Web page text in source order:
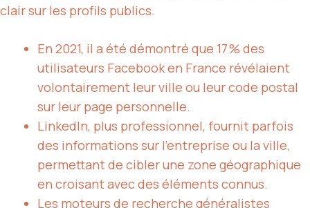
clair sur les profils publics.
En 2021, il a été démontré que 17 % des
utilisateurs Facebook en France révélaient
volontairement leur ville ou leur code postal
sur leur page personnelle.
LinkedIn, plus professionnel, fournit parfois
des informations sur l’entreprise ou la ville,
permettant de cibler une zone géographique
en croisant avec des éléments connus.
Les moteurs de recherche généralistes